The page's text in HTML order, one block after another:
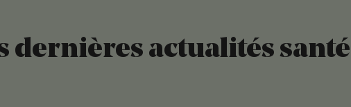
dernières actualités santé